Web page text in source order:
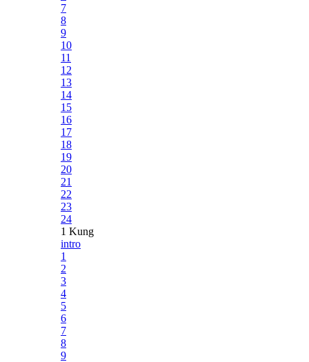
7
8
9
10
11
12
13
14
15
16
17
18
19
20
21
22
23
24
1 Kung
intro
1
2
3
4
5
6
7
8
9